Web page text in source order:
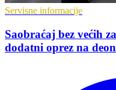
Servisne informacije
Saobraćaj bez većih
dodatni oprez na